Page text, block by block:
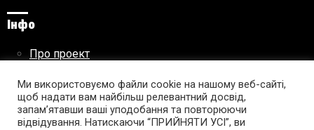
Інфо
Про проект
Правила використання матеріалів
Ми використовуємо файли cookie на нашому веб-сайті,
щоб надати вам найбільш релевантний досвід,
запам’ятавши ваші уподобання та повторюючи
відвідування. Натискаючи “ПРИЙНЯТИ УСІ”, ви